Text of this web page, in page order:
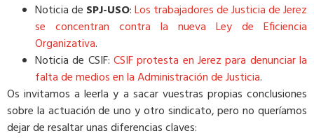
Noticia de SPJ-USO:Los trabajadores de Justicia de Jerez
se concentran contra la nueva Ley de Eficiencia
Organizativa.
Noticia de CSIF: CSIF protesta en Jerez para denunciar la
falta de medios en la Administración de Justicia.
Os invitamos a leerla y a sacar vuestras propias conclusiones
sobre la actuación de uno y otro sindicato, pero no queríamos
dejar de resaltar unas diferencias claves: